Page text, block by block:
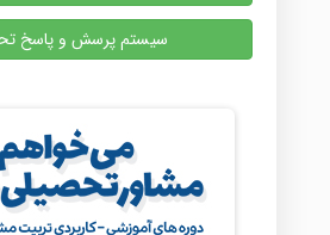
سیستم پرسش و پاسخ